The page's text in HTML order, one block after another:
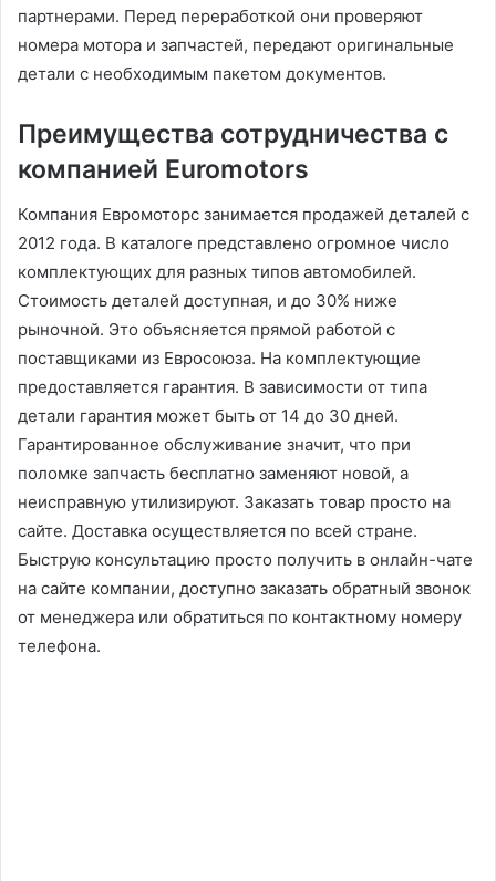
партнерами. Перед переработкой они проверяют
номера мотора и запчастей, передают оригинальные
детали с необходимым пакетом документов.
Преимущества сотрудничества с
компанией Euromotors
Компания Евромоторс занимается продажей деталей с
2012 года. В каталоге представлено огромное число
комплектующих для разных типов автомобилей.
Стоимость деталей доступная, и до 30% ниже
рыночной. Это объясняется прямой работой с
поставщиками из Евросоюза. На комплектующие
предоставляется гарантия. В зависимости от типа
детали гарантия может быть от 14 до 30 дней.
Гарантированное обслуживание значит, что при
поломке запчасть бесплатно заменяют новой, а
неисправную утилизируют. Заказать товар просто на
сайте. Доставка осуществляется по всей стране.
Быструю консультацию просто получить в онлайн-чате
на сайте компании, доступно заказать обратный звонок
от менеджера или обратиться по контактному номеру
телефона.